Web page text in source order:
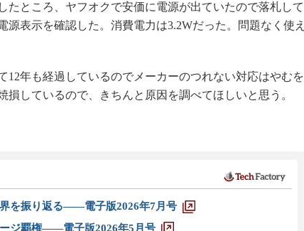
ところ、ヤフオクで安価に電源が出ていたので落札して
源表示を確認した。消費電力は3.2Wだった。問題なく使え
年も経過しているのでメーカーのつれない対応はやむを
損しているので、きちんと原因を調べてほしいと思う。
を振り返る――電子版2026年7月号
ジ覇権――電子版2026年5月号